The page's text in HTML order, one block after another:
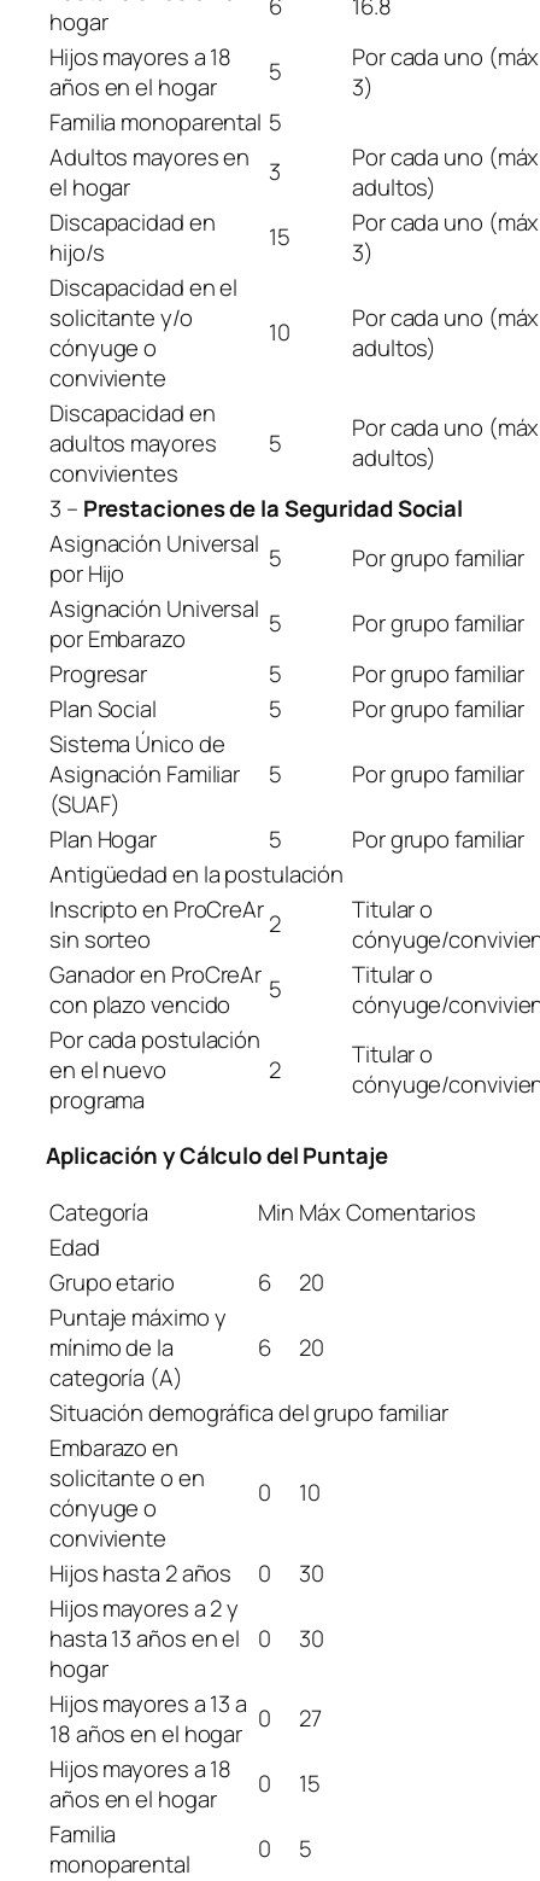
hogar
Hijos mayores a 18
años en el hogar
5
Por cada uno
3)
Familia monoparental 5
Adultos mayores en
el hogar
3
Por cada uno
adultos)
Discapacidad en
hijo/s
15
Por cada uno
3)
Discapacidad en el
solicitante y/o
cónyuge o
conviviente
10
Por cada uno
adultos)
Discapacidad en
adultos mayores
convivientes
5
Por cada uno
adultos)
3 – Prestaciones de la Seguridad Social
Asignación Universal
por Hijo
5
Por grupo familiar
Asignación Universal
por Embarazo
5
Por grupo familiar
Progresar
5
Por grupo familiar
Plan Social
5
Por grupo familiar
Sistema Único de
Asignación Familiar
(SUAF)
5 Por grupo familiar
Plan Hogar 5
Por grupo familiar
Antigüedad en la postulación
Inscripto en ProCreAr
sin sorteo
2
Titular o
cónyuge/
Ganador en ProCreAr
con plazo vencido
5
Titular o
cónyuge/
Por cada postulación
en el nuevo
programa
2
Titular o
cónyuge/
Aplicación y Cálculo del Puntaje
Categoría
Min MáxComentarios
Edad
Grupo etario
6
20
Puntaje máximo y
mínimo de la
categoría (A)
6 20
Situación demográfica del grupo familiar
Embarazo en
solicitante o en
cónyuge o
conviviente
0 10
Hijos hasta 2 años 0
30
Hijos mayores a 2 y
hasta 13 años en el
hogar
0 30
Hijos mayores a 13 a
18 años en el hogar 0
27
Hijos mayores a 18
años en el hogar
0
15
Familia
monoparental
0
5